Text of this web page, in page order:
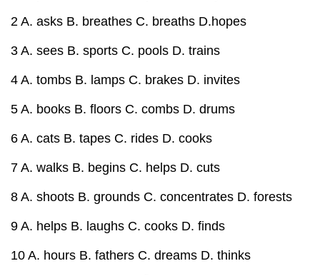
2 A. asks B. breathes C. breaths D.hopes
3 A. sees B. sports C. pools D. trains
4 A. tombs B. lamps C. brakes D. invites
5 A. books B. floors C. combs D. drums
6 A. cats B. tapes C. rides D. cooks
7 A. walks B. begins C. helps D. cuts
8 A. shoots B. grounds C. concentrates D. forests
9 A. helps B. laughs C. cooks D. finds
10 A. hours B. fathers C. dreams D. thinks